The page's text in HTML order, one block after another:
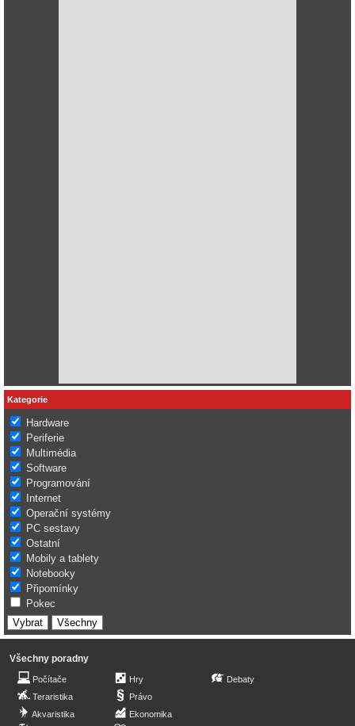
Kategorie
Hardware
Periferie
Multimédia
Software
Programování
Internet
Operační systémy
PC sestavy
Ostatní
Mobily a tablety
Notebooky
Připomínky
Pokec
Všechny poradny
Počítače
Teraristika
Akvaristika
Hry
Právo
Ekonomika
Debaty